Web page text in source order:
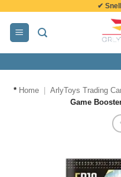
inhoud
✔
* Home ArlyToys Trading
Game